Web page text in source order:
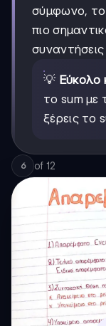
σύμφωνο, το
πιο
💡 Εύκολο
το sum
ξέρεις το
6 of 12